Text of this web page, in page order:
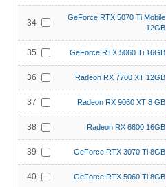
34
GeForce RTX 5070 Ti Mobile
12GB
35 GeForce RTX 5060 Ti 16GB
36 Radeon RX 7700 XT 12GB
37 Radeon RX 9060 XT 8 GB
38 Radeon RX 6800 16GB
39 GeForce RTX 3070 Ti 8GB
40 GeForce RTX 5060 Ti 8GB